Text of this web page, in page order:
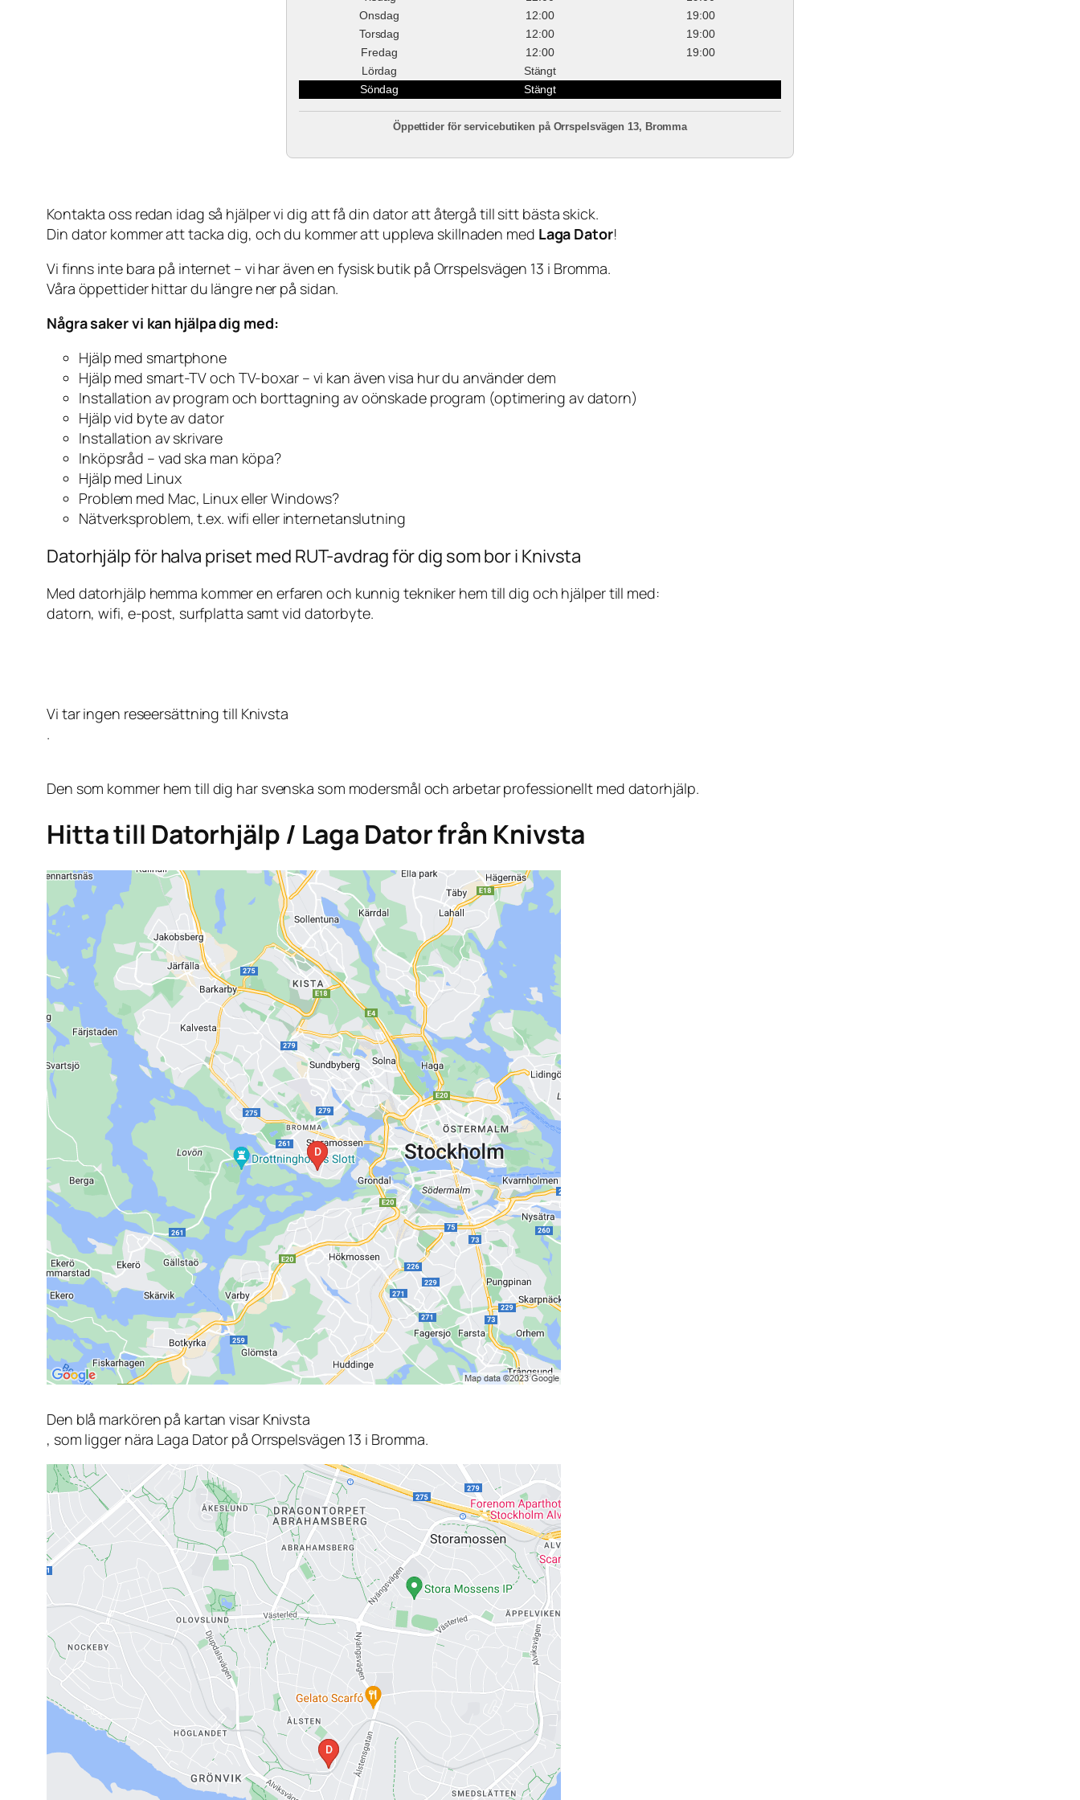
Onsdag
12:00
19:00
Torsdag
12:00
19:00
Fredag
12:00
19:00
Lördag
Stängt
Söndag
Stängt
Öppettider för servicebutiken på Orrspelsvägen 13, Bromma
Kontakta oss redan idag så hjälper vi dig att få din dator att återgå till sitt bästa skick.
Din dator kommer att tacka dig, och du kommer att uppleva skillnaden med Laga Dator!
Vi finns inte bara på internet – vi har även en fysisk butik på Orrspelsvägen 13 i Bromma.
Våra öppettider hittar du längre ner på sidan.
Några saker vi kan hjälpa dig med:
Hjälp med smartphone
Hjälp med smart-TV och TV-boxar – vi kan även visa hur du använder dem
Installation av program och borttagning av oönskade program (optimering av datorn)
Hjälp vid byte av dator
Installation av skrivare
Inköpsråd – vad ska man köpa?
Hjälp med Linux
Problem med Mac, Linux eller Windows?
Nätverksproblem, t.ex. wifi eller internetanslutning
Datorhjälp för halva priset med RUT-avdrag för dig som bor i Knivsta
Med datorhjälp hemma kommer en erfaren och kunnig tekniker hem till dig och hjälper till med:
datorn, wifi, e-post, surfplatta samt vid datorbyte.
Vi tar ingen reseersättning till Knivsta
.
Den som kommer hem till dig har svenska som modersmål och arbetar professionellt med datorhjälp.
Hitta till Datorhjälp / Laga Dator från Knivsta
Den blå markören på kartan visar Knivsta
, som ligger nära Laga Dator på Orrspelsvägen 13 i Bromma.